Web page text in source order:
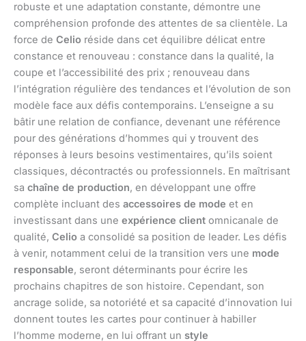
robuste et une adaptation constante, démontre une
compréhension profonde des attentes de sa clientèle. La
force de Celio réside dans cet équilibre délicat entre
constance et renouveau : constance dans la qualité, la
coupe et l’accessibilité des prix ; renouveau dans
l’intégration régulière des tendances et l’évolution de son
modèle face aux défis contemporains. L’enseigne a su
bâtir une relation de confiance, devenant une référence
pour des générations d’hommes qui y trouvent des
réponses à leurs besoins vestimentaires, qu’ils soient
classiques, décontractés ou professionnels. En maîtrisant
sa chaîne de production, en développant une offre
complète incluant des accessoires de mode et en
investissant dans une expérience client omnicanale de
qualité, Celio a consolidé sa position de leader. Les défis
à venir, notamment celui de la transition vers une mode
responsable, seront déterminants pour écrire les
prochains chapitres de son histoire. Cependant, son
ancrage solide, sa notoriété et sa capacité d’innovation lui
donnent toutes les cartes pour continuer à habiller
l’homme moderne, en lui offrant un style